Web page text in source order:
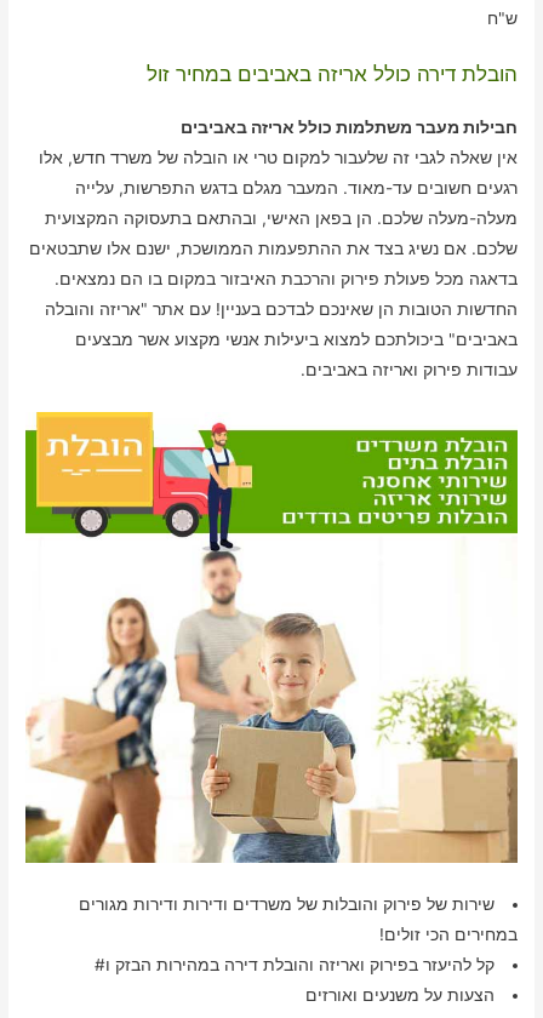
ש"ח
הובלת דירה כולל אריזה באביבים במחיר זול
חבילות מעבר משתלמות כולל אריזה באביבים
אין שאלה לגבי זה שלעבור למקום טרי או הובלה של משרד חדש, אלו
רגעים חשובים עד-מאוד. המעבר מגלם בדגש התפרשות, עלייה
מעלה-מעלה שלכם. הן בפאן האישי, ובהתאם בתעסוקה המקצועית
שלכם. אם נשיג בצד את ההתפעמות הממושכת, ישנם אלו שתבטאים
בדאגה מכל פעולת פירוק והרכבת האיבזור במקום בו הם נמצאים.
החדשות הטובות הן שאינכם לבדכם בעניין! עם אתר "אריזה והובלה
באביבים" ביכולתכם למצוא ביעילות אנשי מקצוע אשר מבצעים
עבודות פירוק ואריזה באביבים.
שירות של פירוק והובלות של משרדים ודירות ודירות מגורים
במחירים הכי זולים!
קל להיעזר בפירוק ואריזה והובלת דירה במהירות הבזק ו#
הצעות על משנעים ואורזים